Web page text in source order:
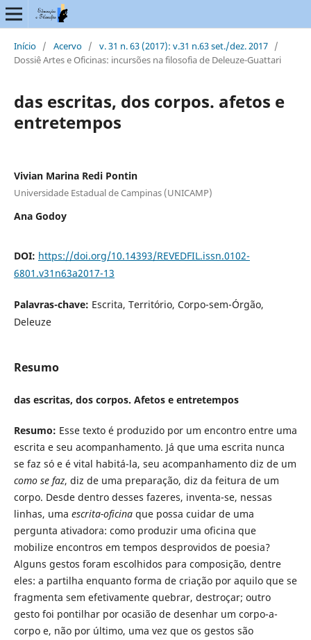
Início / Acervo / v. 31 n. 63 (2017): v.31 n.63 set./dez. 2017 /
Dossiê Artes e Oficinas: incursões na filosofia de Deleuze-Guattari
das escritas, dos corpos. afetos e
entretempos
Vivian Marina Redi Pontin
Universidade Estadual de Campinas (UNICAMP)
Ana Godoy
DOI: https://doi.org/10.14393/REVEDFIL.issn.0102-
6801.v31n63a2017-13
Palavras-chave: Escrita, Território, Corpo-sem-Órgão,
Deleuze
Resumo
das escritas, dos corpos. Afetos e entretempos
Resumo: Esse texto é produzido por um encontro entre uma
escrita e seu acompanhamento. Já que uma escrita nunca
se faz só e é vital habitá-la, seu acompanhamento diz de um
como se faz, diz de uma preparação, diz da feitura de um
corpo. Desde dentro desses fazeres, inventa-se, nessas
linhas, uma escrita-oficinaque possa cuidar de uma
pergunta ativadora: como produzir uma oficina que
mobilize encontros em tempos desprovidos de poesia?
Alguns gestos foram escolhidos para composição, dentre
eles: a partilha enquanto forma de criação por aquilo que se
fragmenta sem efetivamente quebrar, destroçar; outro
gesto foi pontilhar por ocasião de desenhar um corpo-a-
corpo e, não por último, uma vez que os gestos são